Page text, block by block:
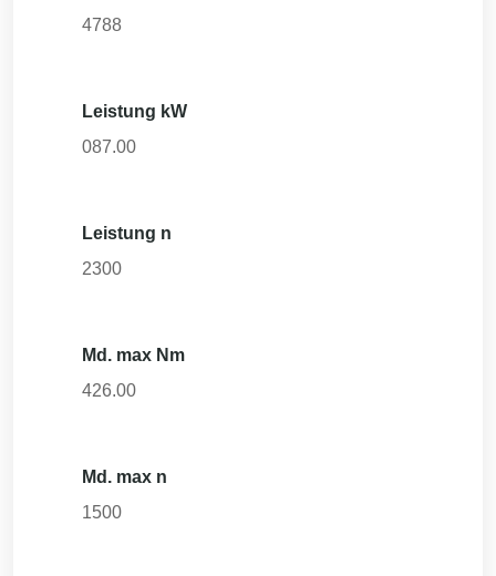
4788
Leistung kW
087.00
Leistung n
2300
Md. max Nm
426.00
Md. max n
1500